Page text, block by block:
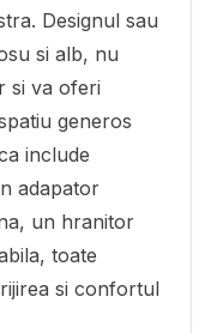
Designul sau
si alb, nu
si va oferi
generos
include
adapator
un hranitor
toate
si confortul